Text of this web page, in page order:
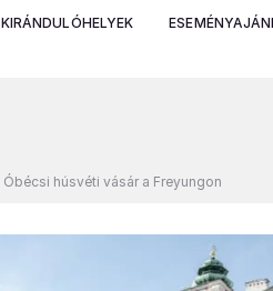
KIRÁNDULÓHELYEK
Óbécsi húsvéti vásár a Freyungon